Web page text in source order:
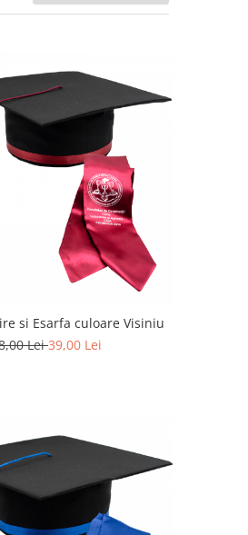
si Esarfa culoare Visiniu
Lei39,00 Lei